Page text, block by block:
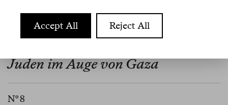
Juden im Auge von Gaza
Nº 8
Accept All Reject All